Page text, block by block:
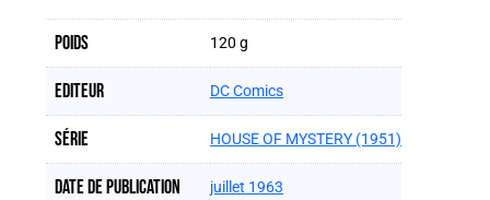
Poids 120 g
Editeur DC Comics
Série HOUSE OF MYSTERY (1951)
Date de publication juillet 1963